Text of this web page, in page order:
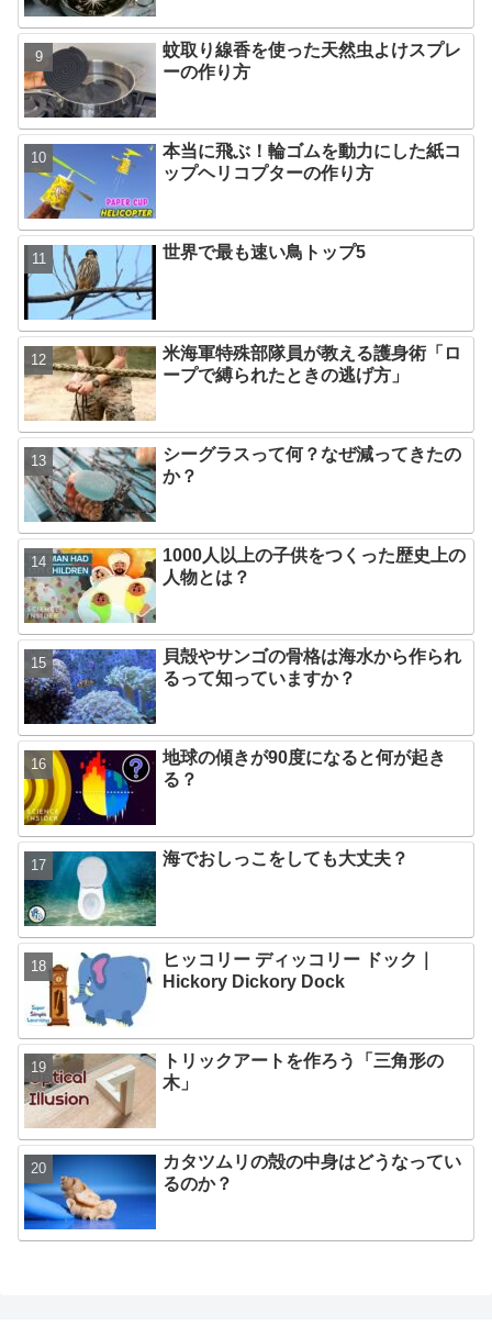
蚊取り線香を使った天然虫よけスプレ
ーの作り方
本当に飛ぶ！輪ゴムを動力にした紙コ
ップヘリコプターの作り方
世界で最も速い鳥トップ5
米海軍特殊部隊員が教える護身術「ロ
ープで縛られたときの逃げ方」
シーグラスって何？なぜ減ってきたの
か？
1000人以上の子供をつくった歴史上の
人物とは？
貝殻やサンゴの骨格は海水から作られ
るって知っていますか？
地球の傾きが90度になると何が起き
る？
海でおしっこをしても大丈夫？
ヒッコリー ディッコリー ドック｜
Hickory Dickory Dock
トリックアートを作ろう「三角形の
木」
カタツムリの殻の中身はどうなってい
るのか？